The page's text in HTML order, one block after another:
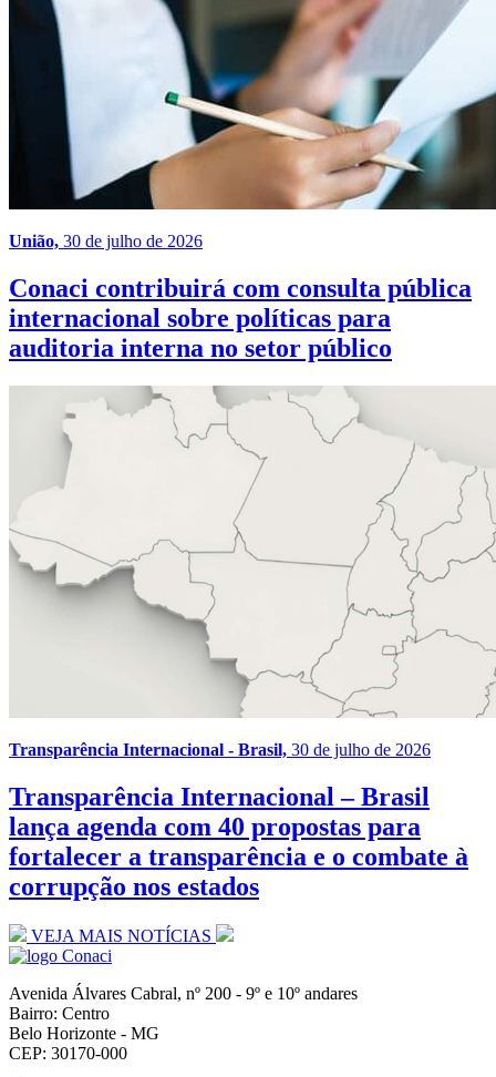
União, 30 de julho de 2026
Conaci contribuirá com consulta pública
internacional sobre políticas para
auditoria interna no setor público
Transparência Internacional - Brasil, 30 de julho de 2026
Transparência Internacional – Brasil
lança agenda com 40 propostas para
fortalecer a transparência e o combate à
corrupção nos estados
VEJA MAIS NOTÍCIAS
Avenida Álvares Cabral, nº 200 - 9º e 10º andares
Bairro: Centro
Belo Horizonte - MG
CEP: 30170-000